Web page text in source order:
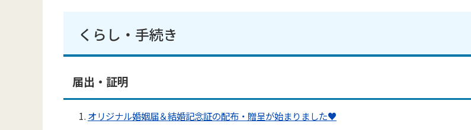
くらし・手続き
届出・証明
オリジナル婚姻届＆結婚記念証の配布・贈呈が始まりました♥